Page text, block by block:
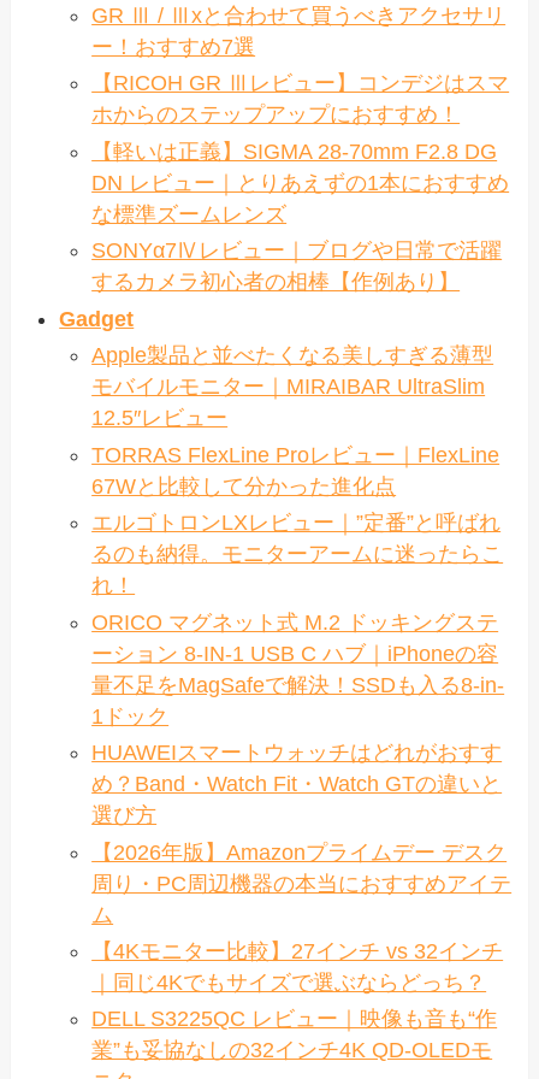
GR Ⅲ / Ⅲxと合わせて買うべきアクセサリ
ー！おすすめ7選
【RICOH GR Ⅲレビュー】コンデジはスマ
ホからのステップアップにおすすめ！
【軽いは正義】SIGMA 28-70mm F2.8 DG
DN レビュー｜とりあえずの1本におすすめ
な標準ズームレンズ
SONYα7Ⅳレビュー｜ブログや日常で活躍
するカメラ初心者の相棒【作例あり】
Gadget
Apple製品と並べたくなる美しすぎる薄型
モバイルモニター｜MIRAIBAR UltraSlim
12.5″レビュー
TORRAS FlexLine Proレビュー｜FlexLine
67Wと比較して分かった進化点
エルゴトロンLXレビュー｜”定番”と呼ばれ
るのも納得。モニターアームに迷ったらこ
れ！
ORICO マグネット式 M.2 ドッキングステ
ーション 8-IN-1 USB C ハブ｜iPhoneの容
量不足をMagSafeで解決！SSDも入る8-in-
1ドック
HUAWEIスマートウォッチはどれがおすす
め？Band・Watch Fit・Watch GTの違いと
選び方
【2026年版】Amazonプライムデー デスク
周り・PC周辺機器の本当におすすめアイテ
ム
【4Kモニター比較】27インチ vs 32インチ
｜同じ4Kでもサイズで選ぶならどっち？
DELL S3225QC レビュー｜映像も音も“作
業”も妥協なしの32インチ4K QD-OLEDモ